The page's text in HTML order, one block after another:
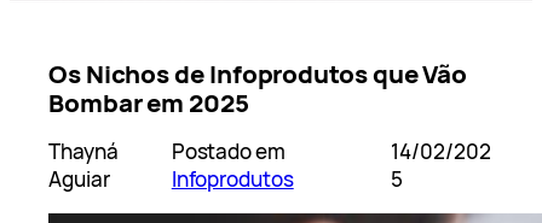
Os Nichos de Infoprodutos que Vão
Bombar em 2025
Thayná
Aguiar
Postado em
Infoprodutos
14/02/202
5